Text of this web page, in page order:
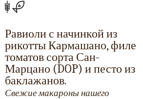
Равиоли с начинкой из
рикотты Кармашано, филе
томатов сорта Сан-
Марцано (DOP) и песто из
баклажанов.
Свежие макароны нашего